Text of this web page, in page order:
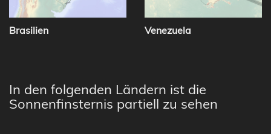
Brasilien Venezuela
In den folgenden Ländern ist die
Sonnenfinsternis partiell zu sehen